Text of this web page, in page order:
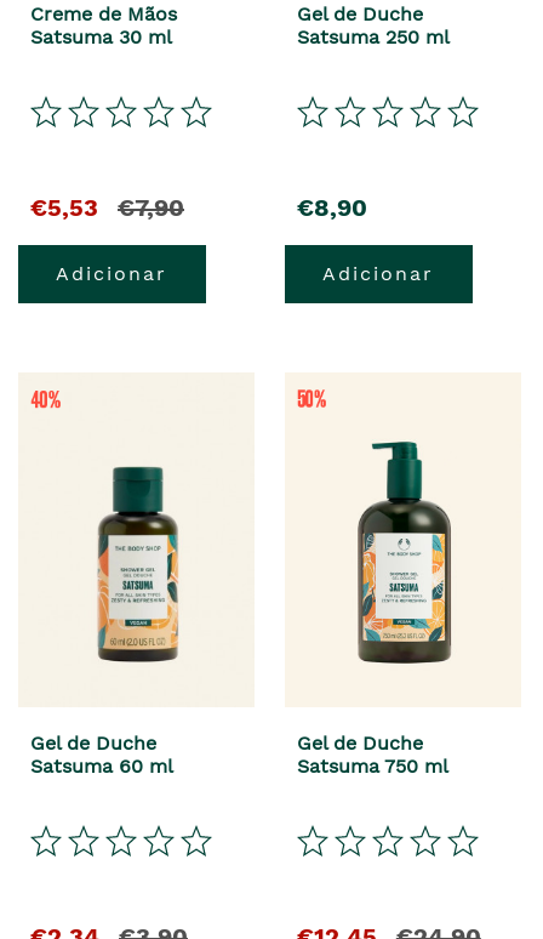
Creme de Mãos
Satsuma 30 ml
€5,53 €7,90
Adicionar
Gel de Duche
Satsuma 250 ml
€8,90
Adicionar
Gel de Duche
Satsuma 60 ml
Gel de Duche
Satsuma 750 ml